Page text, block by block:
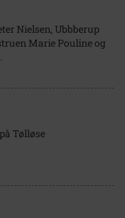
Nielsen, Ubbberup
Marie Pouline og
Tølløse